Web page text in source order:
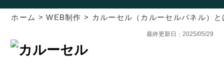
ホーム >WEB制作 > カルーセル（カルーセルパネル）
最終更新日：2025/05/29